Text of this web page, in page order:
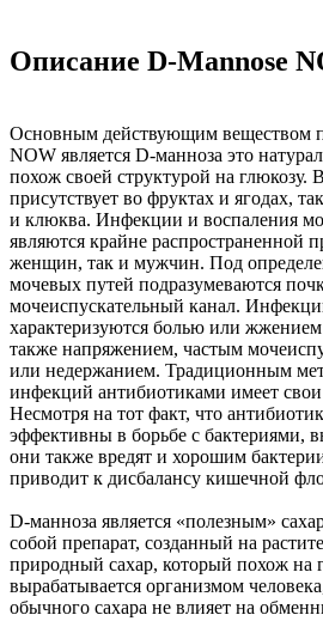
Описание D-Mannose
Основным действующим веществом
NOW является D-манноза это
похож своей структурой на глюкозу.
присутствует во фруктах и ягодах,
и клюква. Инфекции и воспаления
являются крайне распространенной
женщин, так и мужчин. Под
мочевых путей подразумеваются
мочеиспускательный канал.
характеризуются болью или
также напряжением, частым
или недержанием. Традиционным
инфекций антибиотиками имеет
Несмотря на тот факт, что
эффективны в борьбе с
они также вредят и хорошим
приводит к дисбалансу кишечной
D-манноза является «полезным»
собой препарат, созданный на
природный сахар, который похож на
вырабатывается организмом
обычного сахара не влияет на